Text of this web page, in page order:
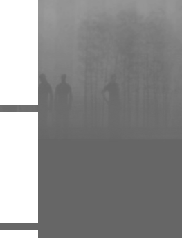
РЕКОНСТРУКЦИИ
СТО